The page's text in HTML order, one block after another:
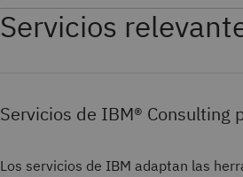
Servicios
Servicios de IBM® Consulting
Los servicios de IBM adaptan las